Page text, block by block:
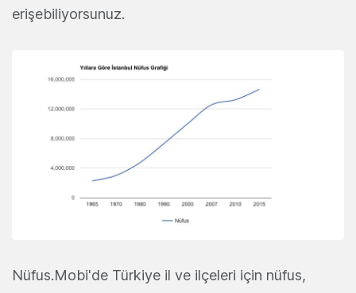
erişebiliyorsunuz.
Nüfus.Mobi'de Türkiye il ve ilçeleri için nüfus,